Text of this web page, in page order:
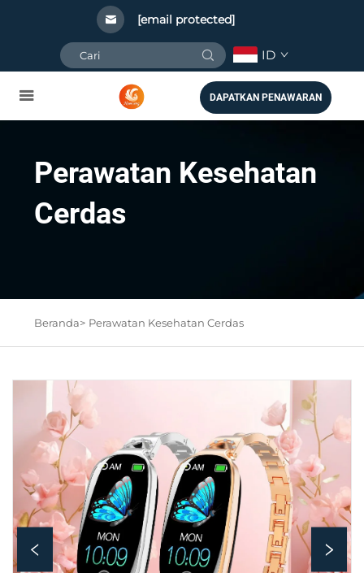
[email protected]
ID
DAPATKAN PENAWARAN
Perawatan Kesehatan
Cerdas
Beranda> Perawatan Kesehatan Cerdas